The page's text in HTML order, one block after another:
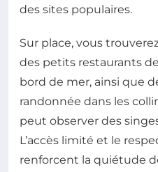
des sites populaires.
Sur place, vous
des petits restaurants
bord de mer, ainsi que
randonnée dans les
peut observer des
L’accès limité et le
renforcent la quiétude